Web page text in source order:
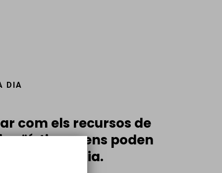
DIA
com els recursos de
ens poden
dia a dia.